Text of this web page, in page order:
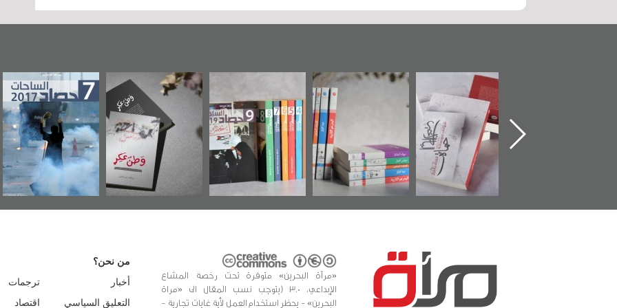
تصنيف موضوعي
للوثائق البريطانية
يقدمه «مركز أوال»
في سلسلة من 5
كتب
"مرآة البحرين"
جديدة لمعتقل
عسكري تصدر عن
«مرآة البحرين»
حصاد 2017
عاشوراء البحرين...
ويكيليكس السفارة
الأمريكية
«مرآة البحرين» متوفرة تحت رخصة المشاع
الإبداعي، 3.0 (يتوجب نسب المقال الى «مراة
البحرين» - يحظر استخدام العمل لأية غايات تجارية -
من نحن؟
أخبار
التعليق السياسي
ترجمات
اقتصاد